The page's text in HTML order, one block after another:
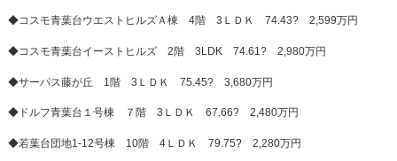
◆コスモ青葉台ウエストヒルズＡ棟 4階 3ＬＤＫ 74.43? 2,599万円
◆コスモ青葉台イーストヒルズ 2階 3LDK 74.61? 2,980万円
◆サーパス藤が丘 1階 3ＬＤＫ 75.45? 3,680万円
◆ドルフ青葉台１号棟 ７階 3ＬＤＫ 67.66? 2,480万円
◆若葉台団地1-12号棟 10階 4ＬＤＫ 79.75? 2,280万円